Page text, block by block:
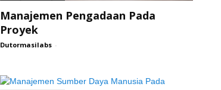
Manajemen Pengadaan Pada
Proyek
Dutormasilabs -